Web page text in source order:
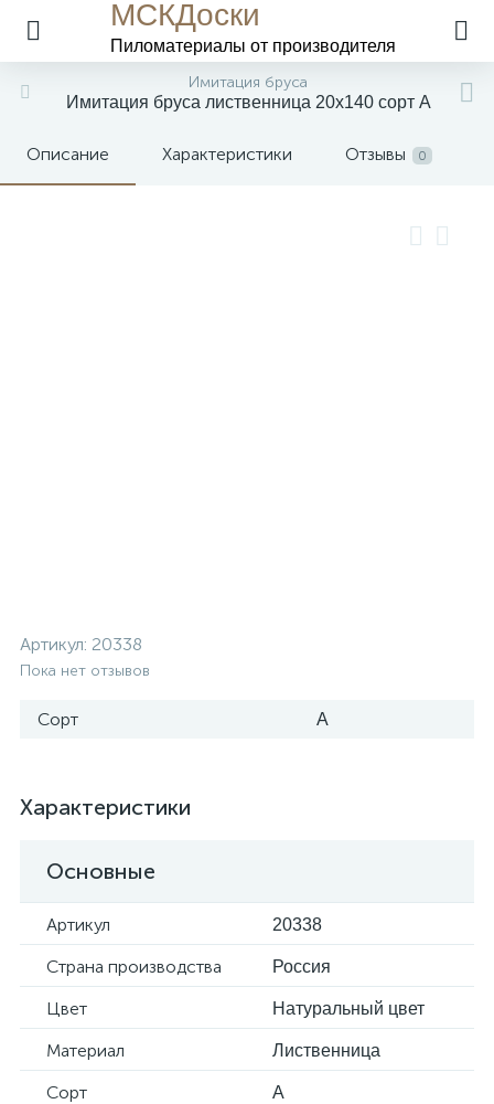
МСКДоски
Пиломатериалы от производителя
Имитация бруса
Имитация бруса лиственница 20х140 сорт А
Описание Характеристики Отзывы 0
Артикул: 20338
Пока нет отзывов
Сорт А
Характеристики
Основные
Артикул 20338
Страна производства Россия
Цвет Натуральный цвет
Материал Лиственница
Сорт А